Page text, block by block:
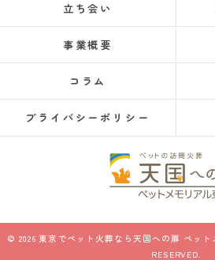
立ち会い
事業概要
コラム
プライバシーポリシー
© 2026 東京でペット火葬なら天国への扉 ペッ
RESERVED.